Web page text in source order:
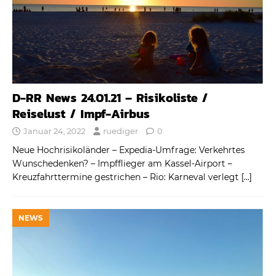
D-RR News 24.01.21 – Risikoliste /
Reiselust / Impf-Airbus
Januar 24, 2022 ruediger 0
Neue Hochrisikoländer – Expedia-Umfrage: Verkehrtes
Wunschedenken? – Impfflieger am Kassel-Airport –
Kreuzfahrttermine gestrichen – Rio: Karneval verlegt […]
NEWS